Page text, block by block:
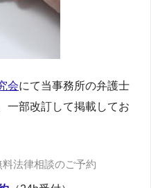
会にて当事務所の弁護士
一部改訂して掲載してお
法律相談のご予約